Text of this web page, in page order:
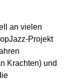
an vielen
Projekt
Krachten) und